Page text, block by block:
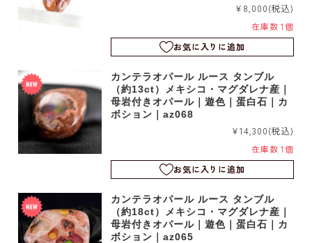
¥8,000(税込)
在庫数 1個
お気に入りに追加
カンテラオパール ルース タンブル
（約13ct）メキシコ・マグダレナ産｜
母岩付きオパール｜遊色｜蛋白石｜カ
ボション｜az068
¥14,300(税込)
在庫数 1個
お気に入りに追加
カンテラオパール ルース タンブル
（約18ct）メキシコ・マグダレナ産｜
母岩付きオパール｜遊色｜蛋白石｜カ
ボション｜az065